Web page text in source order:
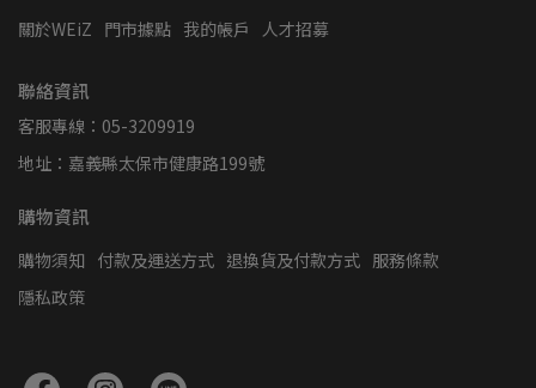
關於WEiZ 門市據點 我的帳戶 人才招募
聯絡資訊
客服專線：05-3209919
地址：嘉義縣太保市健康路199號
購物資訊
購物須知 付款及運送方式 退換貨及付款方式 服務條款
隱私政策